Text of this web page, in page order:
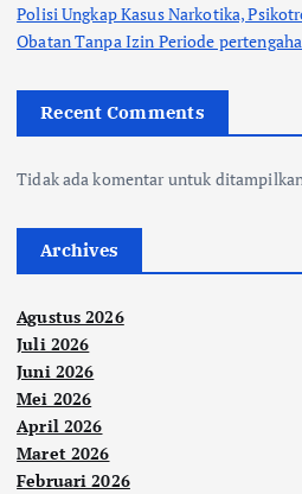
Polisi Ungkap Kasus Narkotika,
Obatan Tanpa Izin Periode
Recent Comments
Tidak ada komentar untuk
Archives
Agustus 2026
Juli 2026
Juni 2026
Mei 2026
April 2026
Maret 2026
Februari 2026